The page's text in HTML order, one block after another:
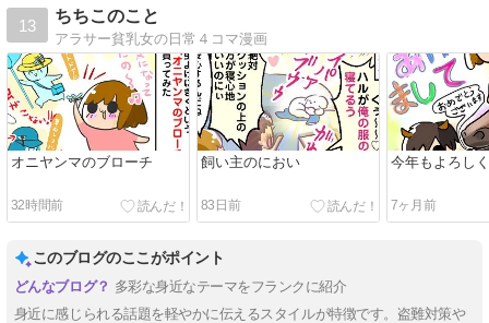
13
ちちこのこと
アラサー貧乳女の日常４コマ漫画
オニヤンマのブローチ
32時間前
飼い主のにおい
83日前
今年もよろし
7ヶ月前
このブログのここがポイント
多彩な身近なテーマをフランクに紹介
身近に感じられる話題を軽やかに伝えるスタイルが特徴です。盗難対策や